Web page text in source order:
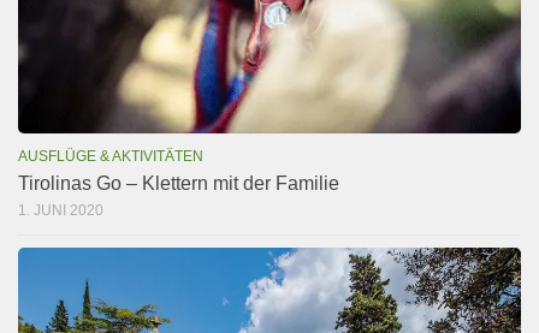
AUSFLÜGE & AKTIVITÄTEN
Tirolinas Go – Klettern mit der Familie
1. JUNI 2020